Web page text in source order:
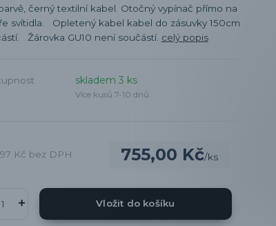
černý textilní kabel. Otočný vypínač přímo na
svítidla. Opletený kabel kabel do zásuvky 150cm
Žárovka GU10 není součástí. celý popis
skladem 3 ks
Více kusů 7-10 dnů
755,00 Kč/ks
Kč bez DPH
Vložit do košíku